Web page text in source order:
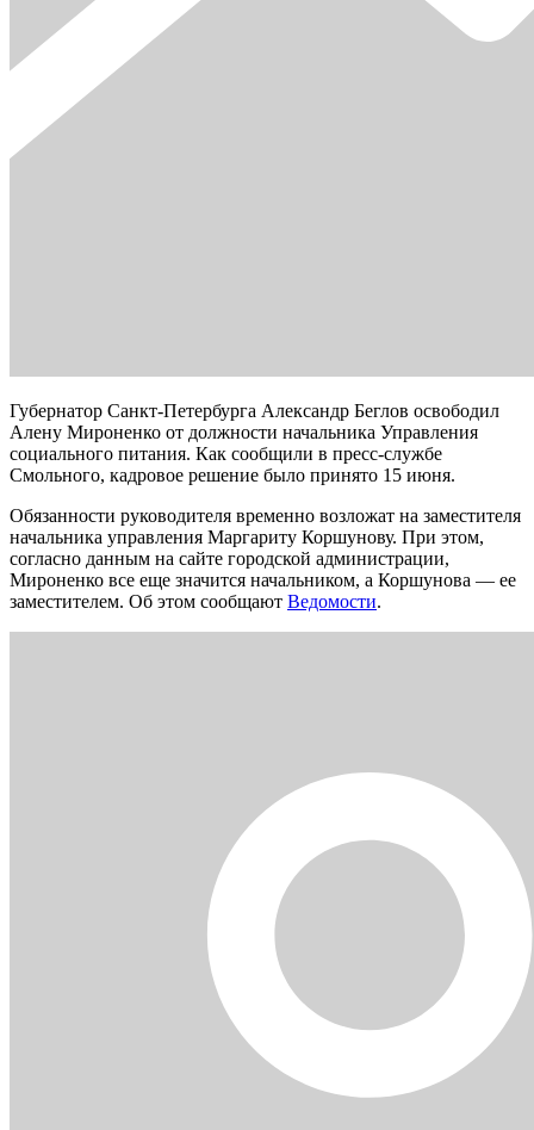
Губернатор Санкт-Петербурга Александр Беглов освободил
Алену Мироненко от должности начальника Управления
социального питания. Как сообщили в пресс-службе
Смольного, кадровое решение было принято 15 июня.
Обязанности руководителя временно возложат на заместителя
начальника управления Маргариту Коршунову. При этом,
согласно данным на сайте городской администрации,
Мироненко все еще значится начальником, а Коршунова — ее
заместителем. Об этом сообщают Ведомости.